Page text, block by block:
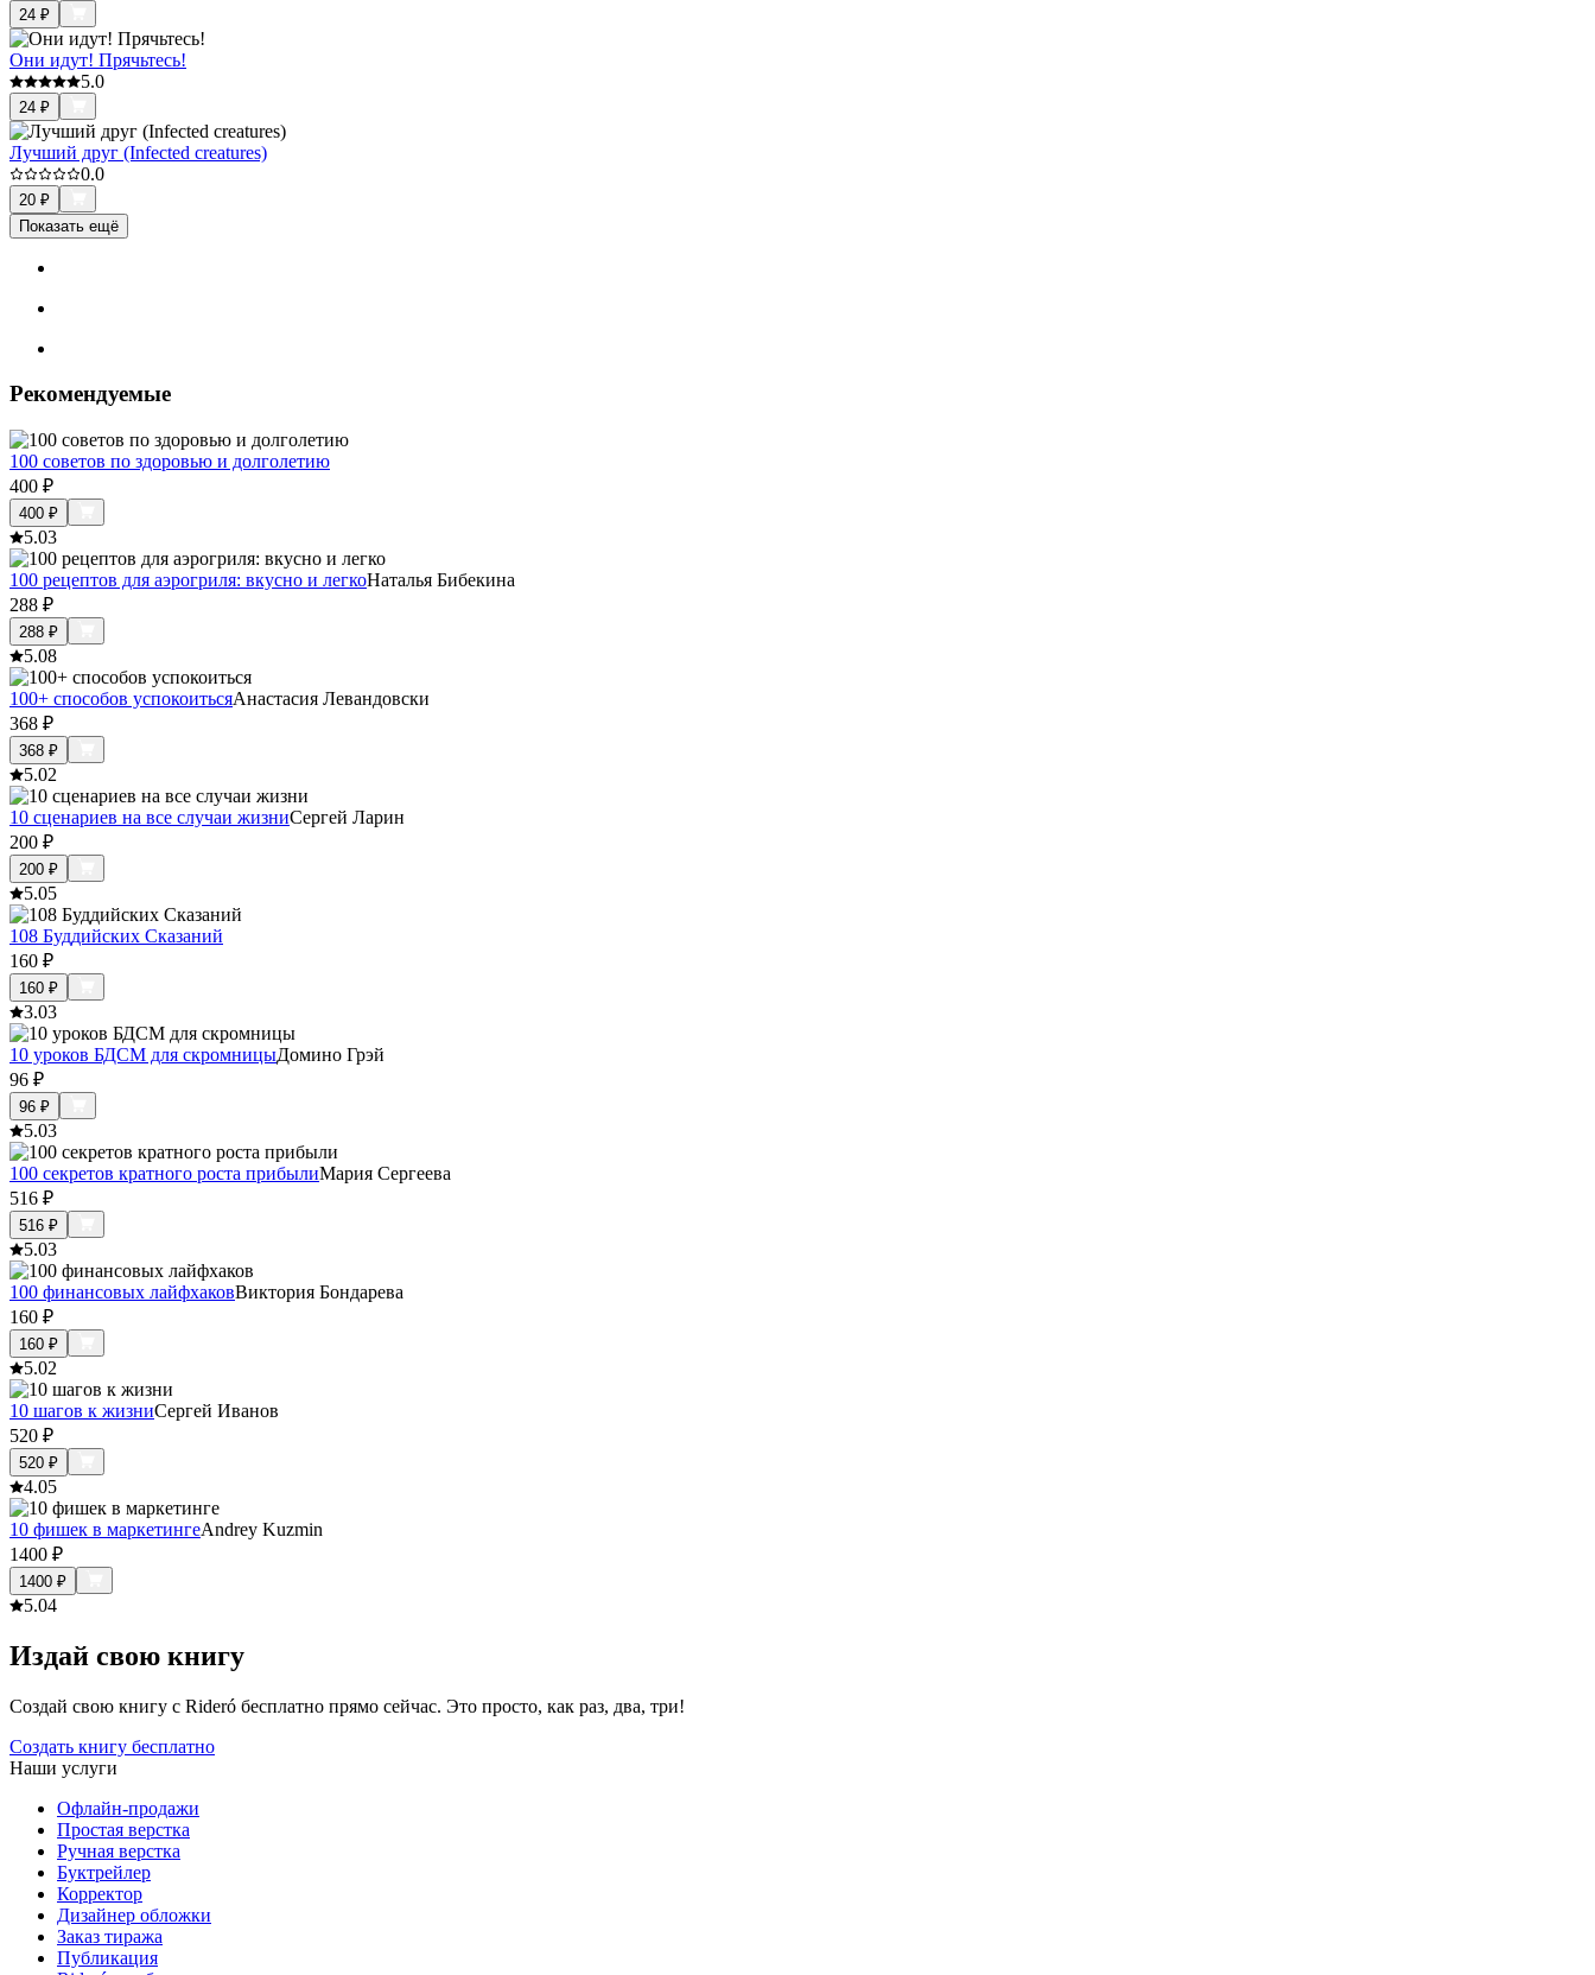
24 ₽
Они идут! Прячьтесь!
5.0
24 ₽
Лучший друг (Infected creatures)
0.0
20 ₽
Показать ещё
Рекомендуемые
100 советов по здоровью и долголетию
400 ₽
400 ₽
5.03
100 рецептов для аэрогриля: вкусно и легкоНаталья Бибекина
288 ₽
288 ₽
5.08
100+ способов успокоитьсяАнастасия Левандовски
368 ₽
368 ₽
5.02
10 сценариев на все случаи жизниСергей Ларин
200 ₽
200 ₽
5.05
108 Буддийских Сказаний
160 ₽
160 ₽
3.03
10 уроков БДСМ для скромницыДомино Грэй
96 ₽
96 ₽
5.03
100 секретов кратного роста прибылиМария Сергеева
516 ₽
516 ₽
5.03
100 финансовых лайфхаковВиктория Бондарева
160 ₽
160 ₽
5.02
10 шагов к жизниСергей Иванов
520 ₽
520 ₽
4.05
10 фишек в маркетингеAndrey Kuzmin
1400 ₽
1400 ₽
5.04
Издай свою книгу
Создай свою книгу с Rideró бесплатно прямо сейчас. Это просто, как раз, два, три!
Создать книгу бесплатно
Наши услуги
Офлайн-продажи
Простая верстка
Ручная верстка
Буктрейлер
Корректор
Дизайнер обложки
Заказ тиража
Публикация